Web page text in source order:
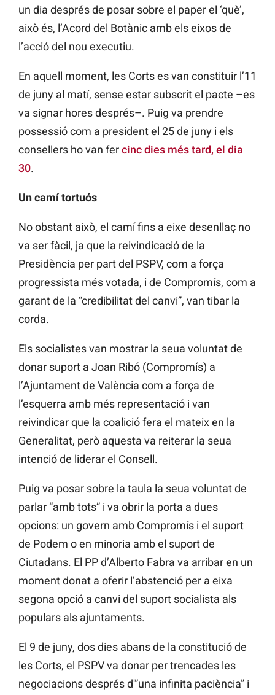
un dia després de posar sobre el paper el ‘què’,
això és, l’Acord del Botànic amb els eixos de
l’acció del nou executiu.
En aquell moment, les Corts es van constituir l’11
de juny al matí, sense estar subscrit el pacte –es
va signar hores després–. Puig va prendre
possessió com a president el 25 de juny i els
consellers ho van fercinc dies més tard, el dia
30.
Un camí tortuós
No obstant això, el camí fins a eixe desenllaç no
va ser fàcil, ja que la reivindicació de la
Presidència per part del PSPV, com a força
progressista més votada, i de Compromís, com a
garant de la “credibilitat del canvi”, van tibar la
corda.
Els socialistes van mostrar la seua voluntat de
donar suport a Joan Ribó (Compromís) a
l’Ajuntament de València com a força de
l’esquerra amb més representació i van
reivindicar que la coalició fera el mateix en la
Generalitat, però aquesta va reiterar la seua
intenció de liderar el Consell.
Puig va posar sobre la taula la seua voluntat de
parlar “amb tots” i va obrir la porta a dues
opcions: un govern amb Compromís i el suport
de Podem o en minoria amb el suport de
Ciutadans. El PP d’Alberto Fabra va arribar en un
moment donat a oferir l’abstenció per a eixa
segona opció a canvi del suport socialista als
populars als ajuntaments.
El 9 de juny, dos dies abans de la constitució de
les Corts, el PSPV va donar per trencades les
negociacions després d'”una infinita paciència” i